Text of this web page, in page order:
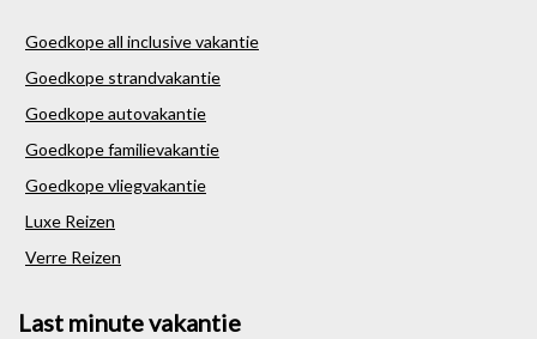
Goedkope all inclusive vakantie
Goedkope strandvakantie
Goedkope autovakantie
Goedkope familievakantie
Goedkope vliegvakantie
Luxe Reizen
Verre Reizen
Last minute vakantie